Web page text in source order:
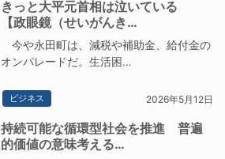
きっと大平元首相は泣いている
【政眼鏡（せいがんき…
今や永田町は、減税や補助金、給付金の
オンパレードだ。生活困…
ビジネス 2026年5月12日
持続可能な循環型社会を推進 普遍
的価値の意味考える…